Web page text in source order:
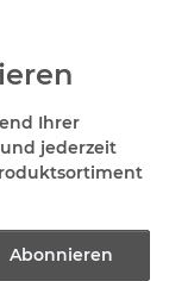
Ihrer
jederzeit
Abonnieren